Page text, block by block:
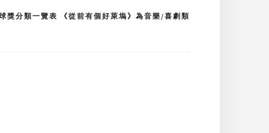
獎分類一覽表 《從前有個好萊塢》為音樂/喜劇類